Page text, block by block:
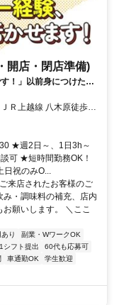
開店・閉店準備)
！」以前身につけたス
Ｒ上越線 八木原徒歩約
★週2日～、1日3h～
可 ★短時間勤務OK！
祝のみO...
来店されたお客様のご
・調味料の補充、店内
願いします。 ＼ここ
り
副業・WワークOK
シフト提出
60代も応募可
車通勤OK
学生歓迎